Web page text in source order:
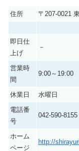
住所 〒207-0021
即日仕
上げ
－
営業時
間
9:00～19:00
休業日
水曜日
電話番
号
042-590-8155
ホーム
ページ
http://